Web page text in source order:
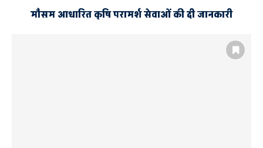
मौसम आधारित कृषि परामर्श सेवाओं की दी जानकारी